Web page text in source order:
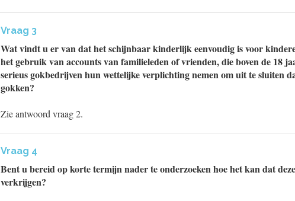
Vraag 3
Wat vindt u er van dat het schijnbaar kinderlijk eenvoudig is voor
het gebruik van accounts van familieleden of vrienden, die boven de 18
serieus gokbedrijven hun wettelijke verplichting nemen om uit te sluiten
gokken?
Zie antwoord vraag 2.
Vraag 4
Bent u bereid op korte termijn nader te onderzoeken hoe het kan dat
verkrijgen?